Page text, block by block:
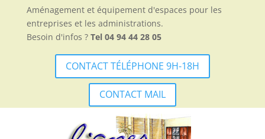
Aménagement et équipement d'espaces pour les
entreprises et les administrations.
Besoin d'infos ? Tel 04 94 44 28 05
CONTACT TÉLÉPHONE 9H-18H
CONTACT MAIL